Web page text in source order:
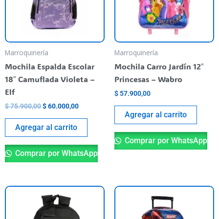
Marroquinería
Mochila Espalda Escolar
18″ Camuflada Violeta –
Elf
$75.900,00$60.000,00
Agregar al carrito
Comprar por WhatsApp
Marroquinería
Mochila Carro Jardín 12″
Princesas – Wabro
$ 57.900,00
Agregar al carrito
Comprar por WhatsApp